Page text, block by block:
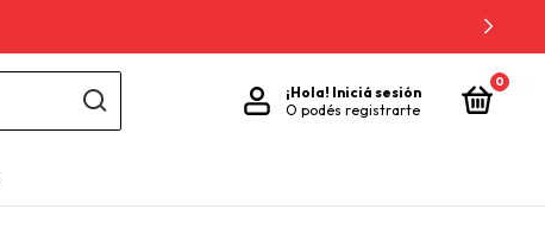
¡Hola! Iniciá sesión
O podés registrarte
0